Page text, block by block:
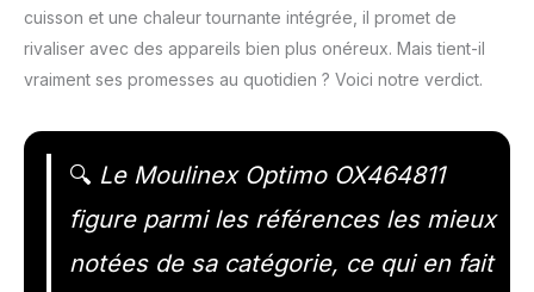
cuisson et une chaleur tournante intégrée, il promet de
rivaliser avec des appareils bien plus onéreux. Mais tient-il
vraiment ses promesses au quotidien ? Voici notre verdict.
🔍 Le Moulinex Optimo OX464811
figure parmi les références les mieux
notées de sa catégorie, ce qui en fait